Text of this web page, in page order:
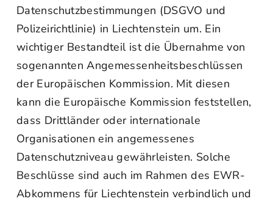
Datenschutzbestimmungen (DSGVO und
Polizeirichtlinie) in Liechtenstein um. Ein
wichtiger Bestandteil ist die Übernahme von
sogenannten Angemessenheitsbeschlüssen
der Europäischen Kommission. Mit diesen
kann die Europäische Kommission feststellen,
dass Drittländer oder internationale
Organisationen ein angemessenes
Datenschutzniveau gewährleisten. Solche
Beschlüsse sind auch im Rahmen des EWR-
Abkommens für Liechtenstein verbindlich und